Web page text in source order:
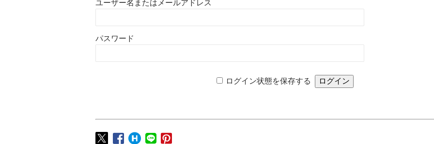
ユーザー名またはメールアドレス
パスワード
ログイン状態を保存する